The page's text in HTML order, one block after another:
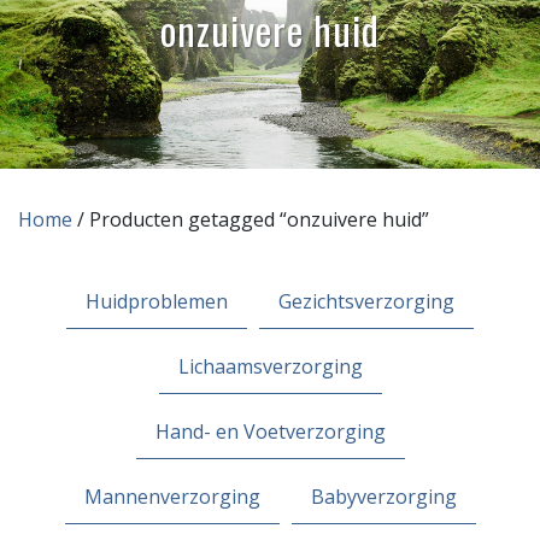
onzuivere huid
Home / Producten getagged “onzuivere huid”
Huidproblemen Gezichtsverzorging
Lichaamsverzorging
Hand- en Voetverzorging
Mannenverzorging Babyverzorging